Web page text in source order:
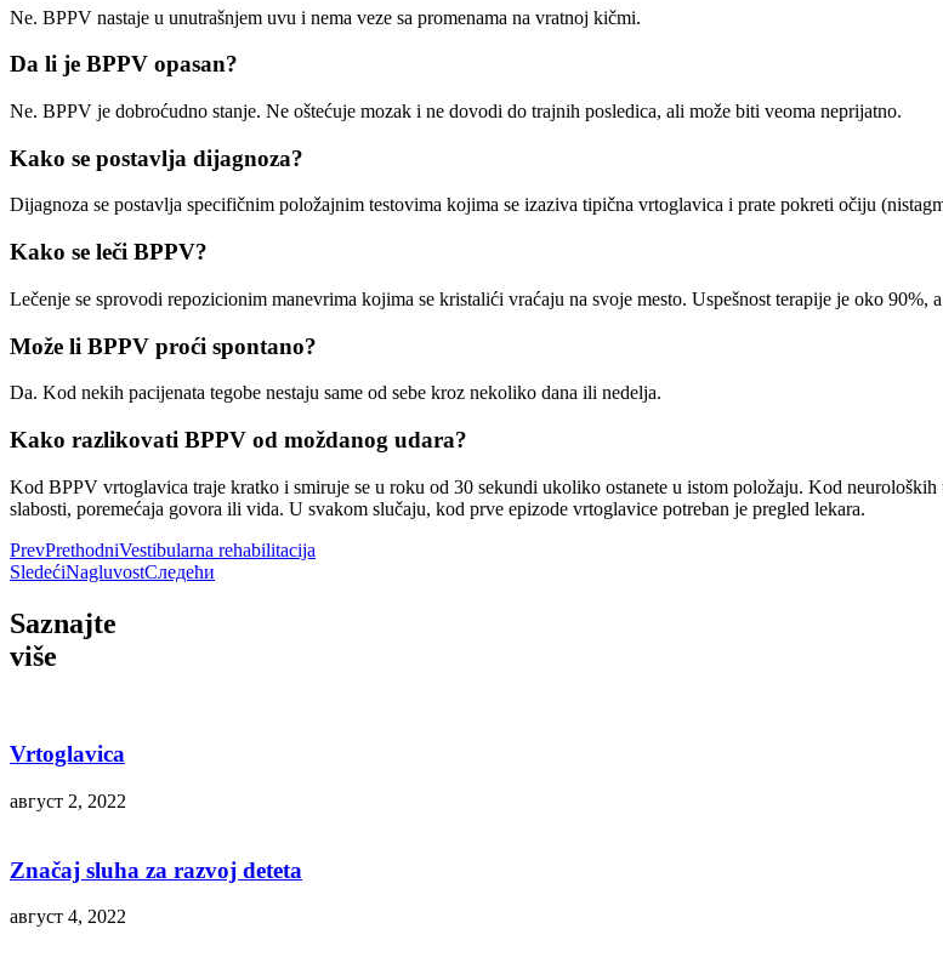
Ne. BPPV nastaje u unutrašnjem uvu i nema veze sa promenama na vratnoj kičmi.
Da li je BPPV opasan?
Ne. BPPV je dobroćudno stanje. Ne oštećuje mozak i ne dovodi do trajnih posledica, ali može biti veoma neprijatno.
Kako se postavlja dijagnoza?
Dijagnoza se postavlja specifičnim položajnim testovima kojima se izaziva tipična vrtoglavica i prate pokreti očiju
Kako se leči BPPV?
Lečenje se sprovodi repozicionim manevrima kojima se kristalići vraćaju na svoje mesto. Uspešnost terapije je oko 90%,
Može li BPPV proći spontano?
Da. Kod nekih pacijenata tegobe nestaju same od sebe kroz nekoliko dana ili nedelja.
Kako razlikovati BPPV od moždanog udara?
Kod BPPV vrtoglavica traje kratko i smiruje se u roku od 30 sekundi ukoliko ostanete u istom položaju. Kod
slabosti, poremećaja govora ili vida. U svakom slučaju, kod prve epizode vrtoglavice potreban je pregled lekara.
PrevPrethodniVestibularna rehabilitacija
SledećiNagluvostСледећи
Saznajte
više
Vrtoglavica
август 2, 2022
Značaj sluha za razvoj deteta
август 4, 2022